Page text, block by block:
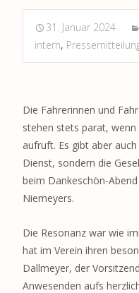
31. Januar 2024
intern,
Die Fahrerinnen und
stehen stets parat,
aufruft. Es gibt aber
Dienst, sondern die
beim Dankeschön-
Niemeyers.
Die Resonanz war wie
hat im Verein ihren
Dallmeyer, der
Anwesenden aufs